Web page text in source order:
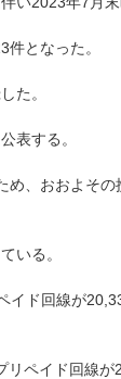
となった。
た。
表する。
、おおよそ
いる。
イド回線が
ペイド回線が